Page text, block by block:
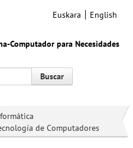
Computador para Necesidades
Euskara English
Buscar
de Computadores